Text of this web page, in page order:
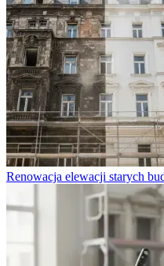
Renowacja elewacji starych